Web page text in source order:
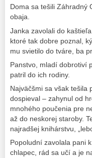
Doma sa tešili Záhradný
obaja.
Janka zavolali do
ktoré tak dobre poznal,
mu svietilo do tváre, ba
Panstvo, mladí dobrotiví
patril do ich rodiny.
Najväčšmi sa však tešila
dospieval – zahynul od
mnohého poučenia pre
až do neskorej staroby.
najradšej knihárstvu,
Popoludní zavolala pani
chlapec, rád sa učí a je